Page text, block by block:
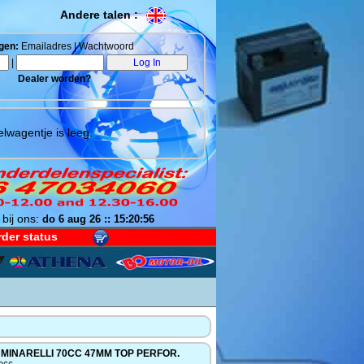
Andere talen :
Emailadres | Wachtwoord
Dealer worden?
is leeg.
ons: do 6 aug 26 :: 15:20:57
status
70CC 47MM TOP PERFOR.